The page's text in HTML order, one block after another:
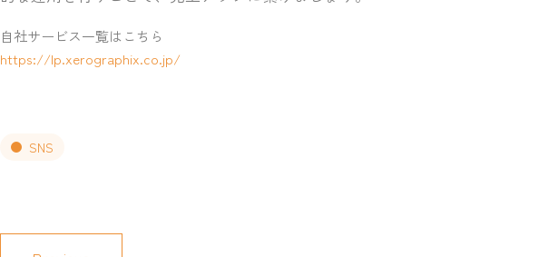
自社サービス一覧はこちら
https://lp.xerographix.co.jp/
SNS